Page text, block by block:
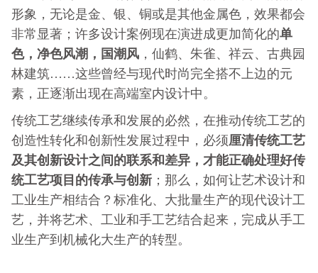
形象，无论是金、银、铜或是其他金属色，效果都会
非常显著；许多设计案例现在演进成更加简化的单
色，净色风潮，国潮风 ，仙鹤、朱雀、祥云、古典园
林建筑……这些曾经与现代时尚完全搭不上边的元
素，正逐渐出现在高端室内设计中。
传统工艺继续传承和发展的必然，在推动传统工艺的
创造性转化和创新性发展过程中，必须厘清传统工艺
及其创新设计之间的联系和差异，才能正确处理好传
统工艺项目的传承与创新 ；那么，如何让艺术设计和
工业生产相结合？标准化、大批量生产的现代设计工
艺，并将艺术、工业和手工艺结合起来，完成从手工
业生产到机械化大生产的转型。